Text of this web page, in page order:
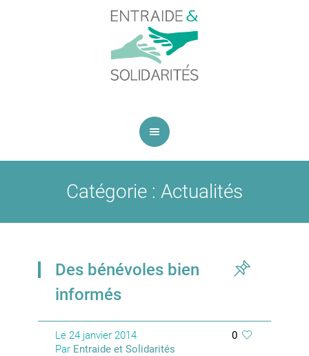
Catégorie : Actualités
Des bénévoles bien
informés
0
Le 24 janvier 2014
Par Entraide et Solidarités